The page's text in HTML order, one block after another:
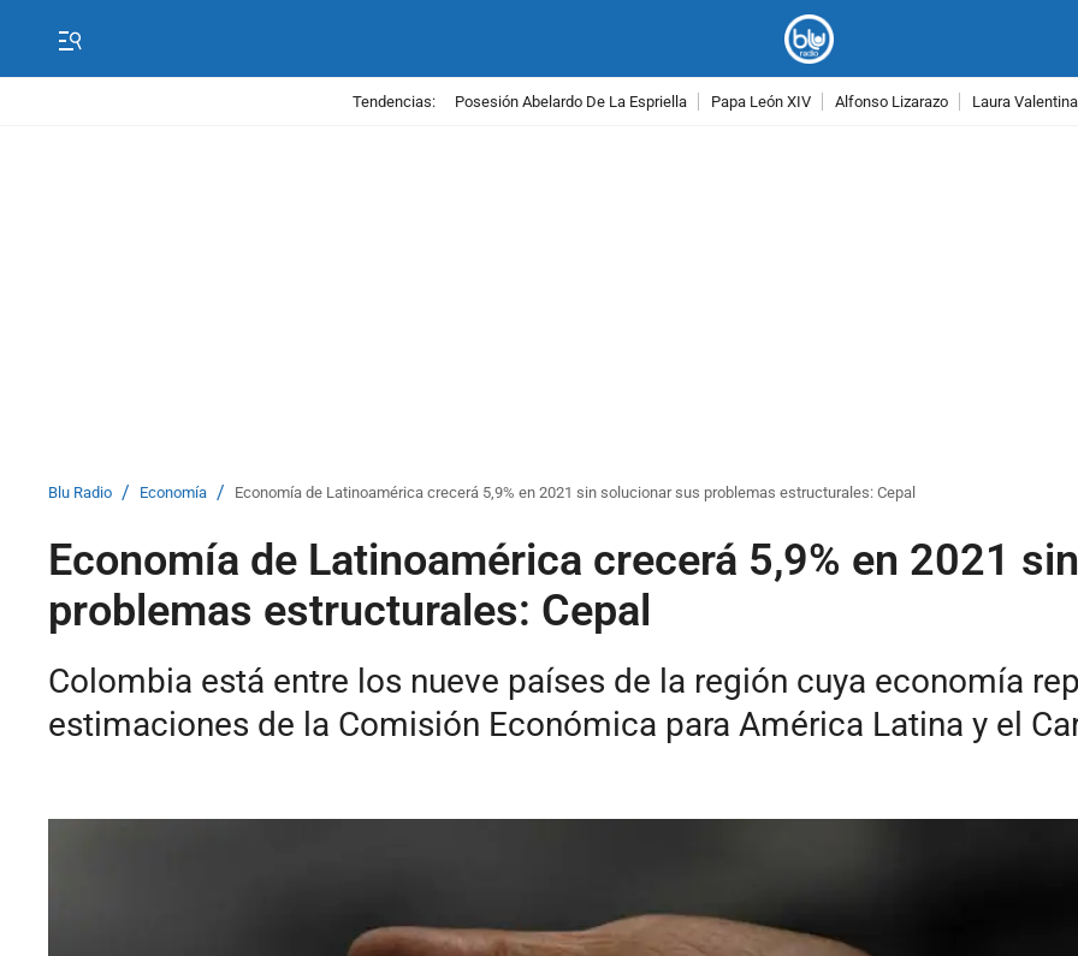
Tendencias: Posesión Abelardo De La Espriella Papa León XIV Alfonso Lizarazo Laura
Blu Radio / Economía / Economía de Latinoamérica crecerá 5,9% en 2021 sin solucionar sus problemas estructurales: Cepal
Economía de Latinoamérica crecerá 5,9% en 2021
problemas estructurales: Cepal
Colombia está entre los nueve países de la región cuya economía
estimaciones de la Comisión Económica para América Latina y el